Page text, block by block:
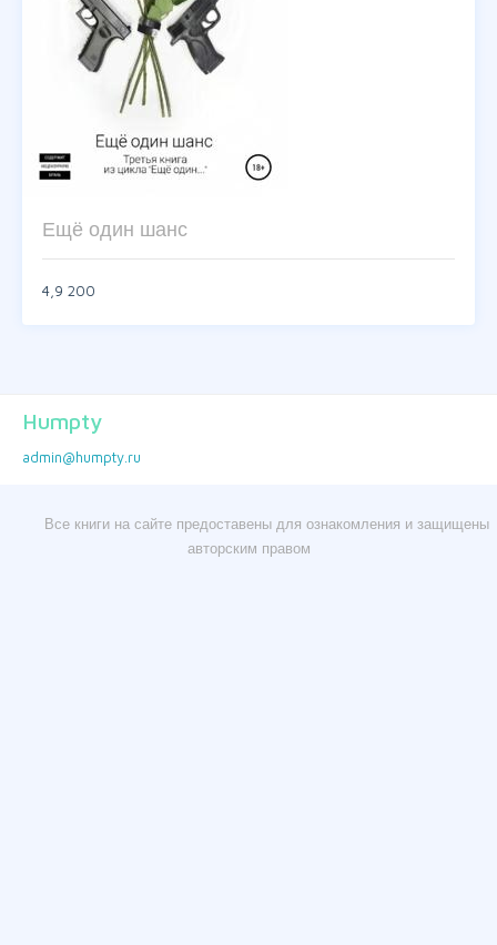
Ещё один шанс
4,9 200
Humpty
admin@humpty.ru
Все книги на сайте предоставены для ознакомления и защищены
авторским правом